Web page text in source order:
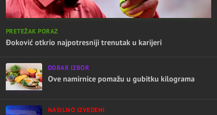
PRETEŽAK PORAZ
Đoković otkrio najpotresniji trenutak u karijeri
DOBAR IZBOR
Ove namirnice pomažu u gubitku kilograma
NASILNO IZVEDENI